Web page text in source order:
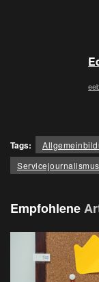
Tags:
Servicejournalismus
Empfohlene